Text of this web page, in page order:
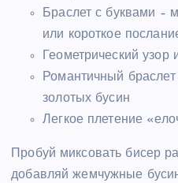
Браслет с буквами –
или короткое
Геометрический узор
Романтичный
золотых бусин
Легкое плетение
Пробуй миксовать бисер
добавляй жемчужные